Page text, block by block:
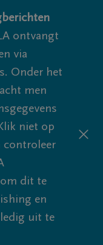
ontvangt
via
Onder het
men
niet op
controleer
dit te
en
uit te